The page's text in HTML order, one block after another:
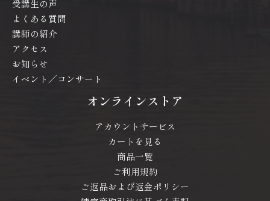
受講生の声
よくある質問
講師の紹介
アクセス
お知らせ
イベント／コンサート
オンラインストア
アカウントサービス
カートを見る
商品一覧
ご利用規約
ご返品および返金ポリシー